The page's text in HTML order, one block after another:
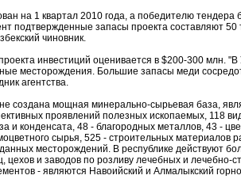
на 1 квартал 2010 года, а победителю
подтвержденные запасы проекта составляют
чиновник.
инвестиций оценивается в $200-300 млн. "В
месторождения. Большие запасы меди
агентства.
создана мощная минерально-сырьевая база,
проявлений полезных ископаемых, 118
и конденсата, 48 - благородных металлов, 43 -
сырья, 525 - строительных
месторождений. В республике действуют
цехов и заводов по розливу лечебных и
- являются Навоийский и Алмалыкский